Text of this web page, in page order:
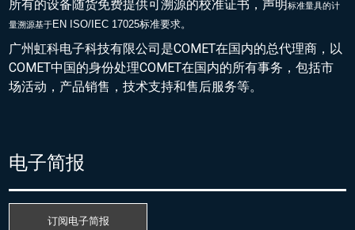
所有的设备随货免费提供可溯源的校准证书，声明标准量具的计
量溯源基于EN ISO/IEC 17025标准要求。
广州虹科电子科技有限公司是COMET在国内的总代理商，以
COMET中国的身份处理COMET在国内的所有事务，包括市
场活动，产品销售，技术支持和售后服务等。
电子简报
订阅电子简报